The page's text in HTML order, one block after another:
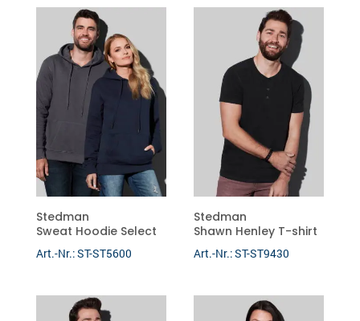
Stedman
Sweat Hoodie Select
Art.-Nr.: ST-ST5600
Stedman
Shawn Henley T-shirt
Art.-Nr.: ST-ST9430